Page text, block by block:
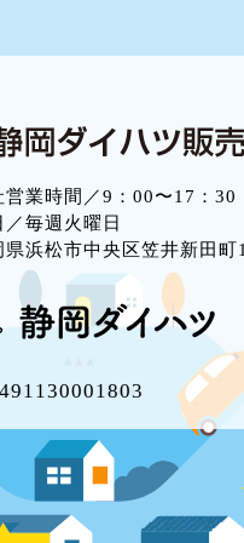
営業時間／9：00〜17：30
／毎週火曜日
県浜松市中央区笠井新田町